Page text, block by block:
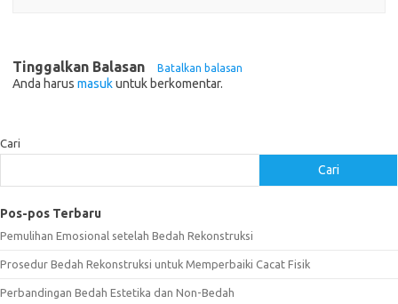
Tinggalkan Balasan Batalkan balasan
Anda harus masukuntuk berkomentar.
Cari
Cari
Pos-pos Terbaru
Pemulihan Emosional setelah Bedah Rekonstruksi
Prosedur Bedah Rekonstruksi untuk Memperbaiki Cacat Fisik
Perbandingan Bedah Estetika dan Non-Bedah